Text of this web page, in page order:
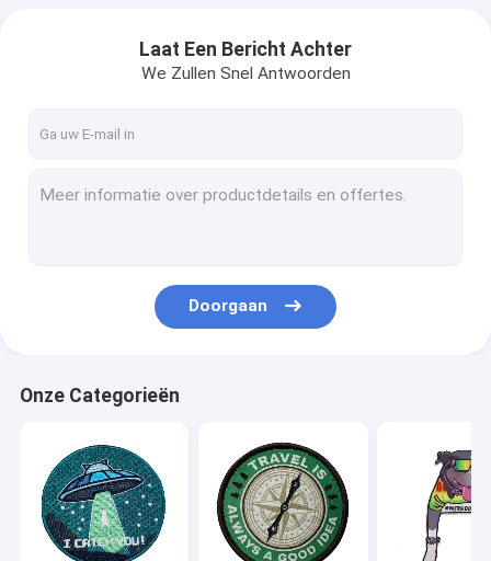
Kwaliteitscontrole
Contacteer ons
Gedrukt Ijzer op Flarden
Douane Geborduurde Flarden
Laat Een Bericht Achter
We Zullen Snel Antwoorden
Doorgaan
Onze Categorieën